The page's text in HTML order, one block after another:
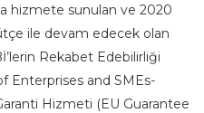
hizmete sunulan ve 2020
ile devam edecek olan
Rekabet Edebilirliği
Enterprises and SMEs-
Hizmeti (EU Guarantee